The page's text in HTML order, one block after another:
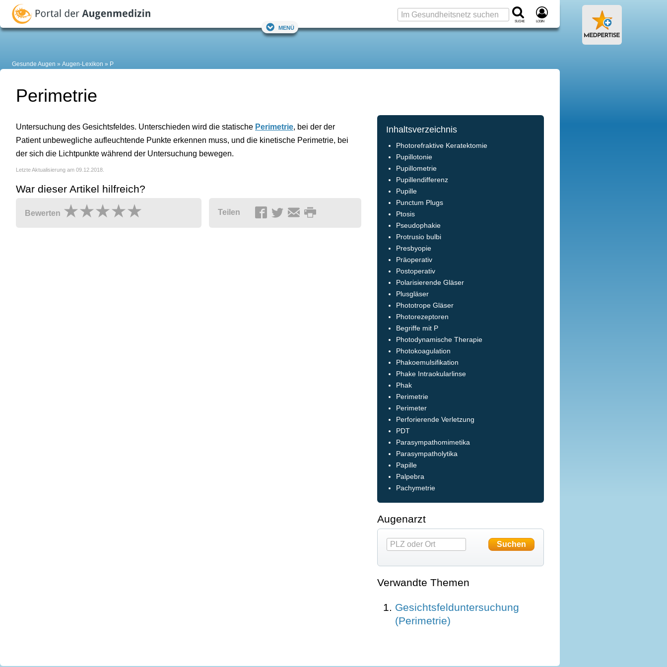
Suche Login
Menü
Gesunde Augen Augen-Lexikon P
Perimetrie
Untersuchung des Gesichtsfeldes. Unterschieden wird die statische Perimetrie, bei der der
Patient unbewegliche aufleuchtende Punkte erkennen muss, und die kinetische Perimetrie, bei
der sich die Lichtpunkte während der Untersuchung bewegen.
Letzte Aktualisierung am 09.12.2018.
War dieser Artikel hilfreich?
Bewerten Teilen
Inhaltsverzeichnis
Photorefraktive Keratektomie
Pupillotonie
Pupillometrie
Pupillendifferenz
Pupille
Punctum Plugs
Ptosis
Pseudophakie
Protrusio bulbi
Presbyopie
Präoperativ
Postoperativ
Polarisierende Gläser
Plusgläser
Phototrope Gläser
Photorezeptoren
Begriffe mit P
Photodynamische Therapie
Photokoagulation
Phakoemulsifikation
Phake Intraokularlinse
Phak
Perimetrie
Perimeter
Perforierende Verletzung
PDT
Parasympathomimetika
Parasympatholytika
Papille
Palpebra
Pachymetrie
Augenarzt
Verwandte Themen
Gesichtsfelduntersuchung
(Perimetrie)